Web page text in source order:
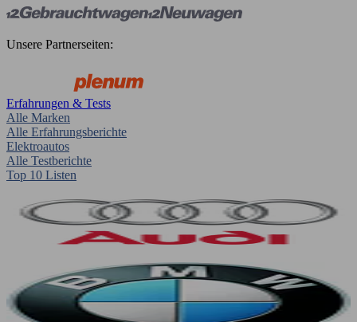
Unsere Partnerseiten:
Erfahrungen & Tests
Alle Marken
Alle Erfahrungsberichte
Elektroautos
Alle Testberichte
Top 10 Listen